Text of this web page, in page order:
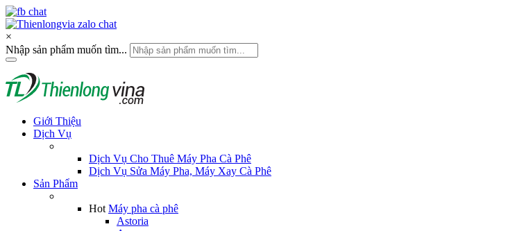
×
Nhập sản phẩm muốn tìm...
Giới Thiệu
Dịch Vụ
Dịch Vụ Cho Thuê Máy Pha Cà Phê
Dịch Vụ Sửa Máy Pha, Máy Xay Cà Phê
Sản Phẩm
Hot Máy pha cà phê
Astoria